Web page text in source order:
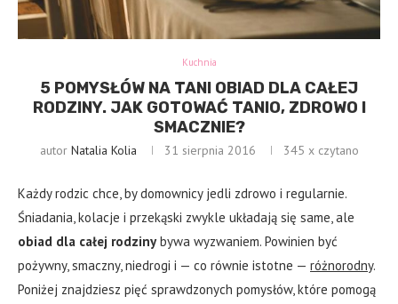
Kuchnia
5 POMYSŁÓW NA TANI OBIAD DLA CAŁEJ
RODZINY. JAK GOTOWAĆ TANIO, ZDROWO I
SMACZNIE?
autor Natalia Kolia 31 sierpnia 2016 345 x czytano
Każdy rodzic chce, by domownicy jedli zdrowo i regularnie.
Śniadania, kolacje i przekąski zwykle układają się same, ale
obiad dla całej rodzinybywa wyzwaniem. Powinien być
pożywny, smaczny, niedrogi i — co równie istotne — różnorodny.
Poniżej znajdziesz pięć sprawdzonych pomysłów, które pomogą